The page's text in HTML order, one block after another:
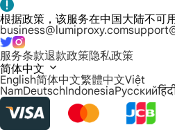
根据政策，该服务在中国大陆不可
business@lumiproxy.com
服务条款退款政策隐私政策
简体中文
English简体中文繁體中文Việt
NamDeutschIndonesiaРусский